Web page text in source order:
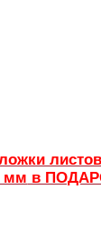
мм в